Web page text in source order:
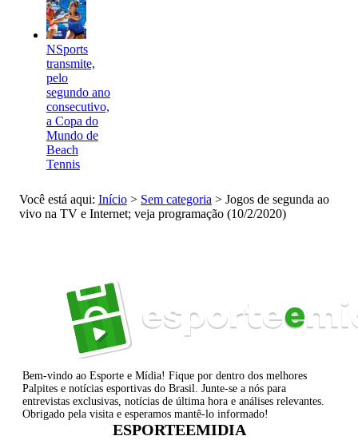
NSports
transmite,
pelo
segundo ano
consecutivo,
a Copa do
Mundo de
Beach
Tennis
Você está aqui: Início > Sem categoria > Jogos de segunda ao
vivo na TV e Internet; veja programação (10/2/2020)
Bem-vindo ao Esporte e Mídia! Fique por dentro dos melhores
Palpites e notícias esportivas do Brasil. Junte-se a nós para
entrevistas exclusivas, notícias de última hora e análises relevantes.
Obrigado pela visita e esperamos mantê-lo informado!
ESPORTEEMIDIA